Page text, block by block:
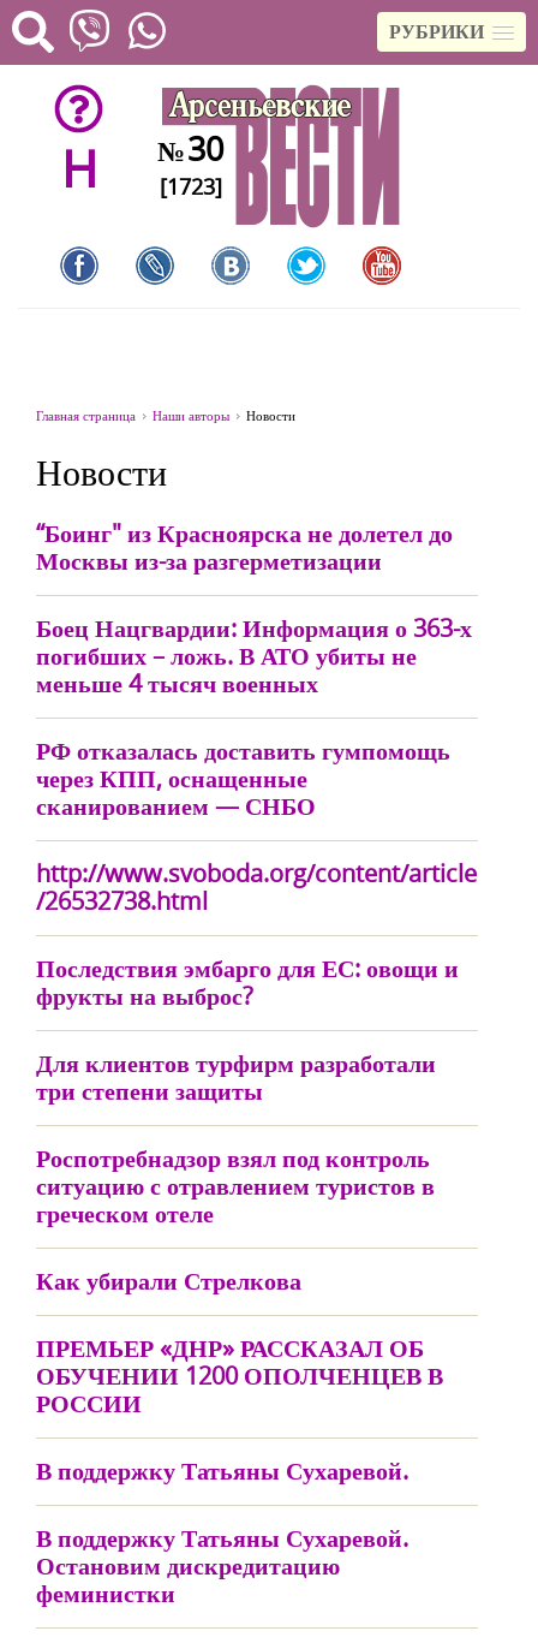
РУБРИКИ
H №30
[1723]
Главная страница Наши авторы Новости
Новости
“Боинг" из Красноярска не долетел до
Москвы из-за разгерметизации
Боец Нацгвардии: Информация о 363-х
погибших – ложь. В АТО убиты не
меньше 4 тысяч военных
РФ отказалась доставить гумпомощь
через КПП, оснащенные
сканированием — СНБО
http://www.svoboda.org/content/article
/26532738.html
Последствия эмбарго для ЕС: овощи и
фрукты на выброс?
Для клиентов турфирм разработали
три степени защиты
Роспотребнадзор взял под контроль
ситуацию с отравлением туристов в
греческом отеле
Как убирали Стрелкова
ПРЕМЬЕР «ДНР» РАССКАЗАЛ ОБ
ОБУЧЕНИИ 1200 ОПОЛЧЕНЦЕВ В
РОССИИ
В поддержку Татьяны Сухаревой.
В поддержку Татьяны Сухаревой.
Остановим дискредитацию
феминистки